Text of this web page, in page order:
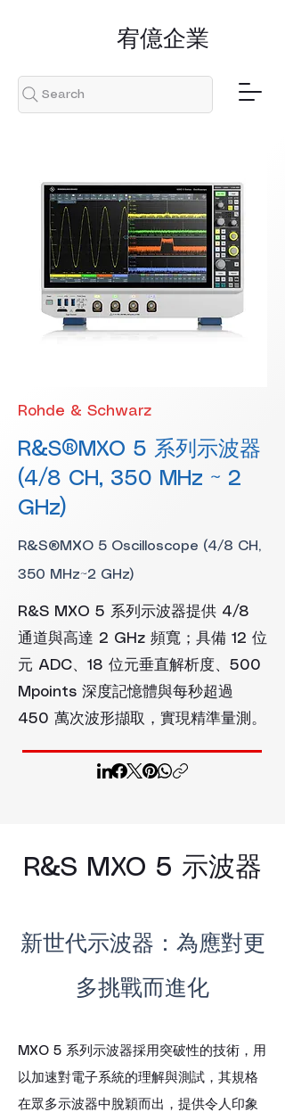
​宥億企業
Search
Rohde & Schwarz
R&S®MXO 5 系列示波器
(4/8 CH, 350 MHz ~ 2
GHz)
R&S®MXO 5 Oscilloscope (4/8 CH,
350 MHz~2 GHz)
R&S MXO 5 系列示波器提供 4/8
通道與高達 2 GHz 頻寬；具備 12 位
元 ADC、18 位元垂直解析度、500
Mpoints 深度記憶體與每秒超過
450 萬次波形擷取，實現精準量測。
R&S MXO 5 示波器
新世代示波器：為應對更
多挑戰而進化
MXO 5 系列示波器採用突破性的技術，用
以加速對電子系統的理解與測試，其規格
在眾多示波器中脫穎而出，提供令人印象